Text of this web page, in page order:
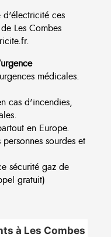
d'électricité ces
Les Combes
médicales.
cas d'incendies,
en Europe.
sourdes et
sécurité gaz de
gratuit)
à Les Combes